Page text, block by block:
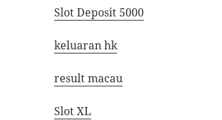
Slot Deposit 5000
keluaran hk
result macau
Slot XL